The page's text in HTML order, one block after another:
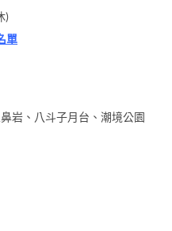
)
單
岩、八斗子月台、潮境公園